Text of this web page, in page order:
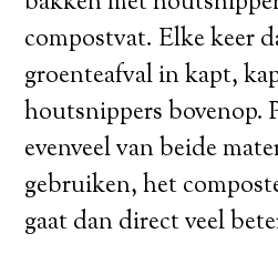
compostvat. Elke keer
groenteafval in kapt,
houtsnippers bovenop.
evenveel van beide
gebruiken, het
gaat dan direct veel